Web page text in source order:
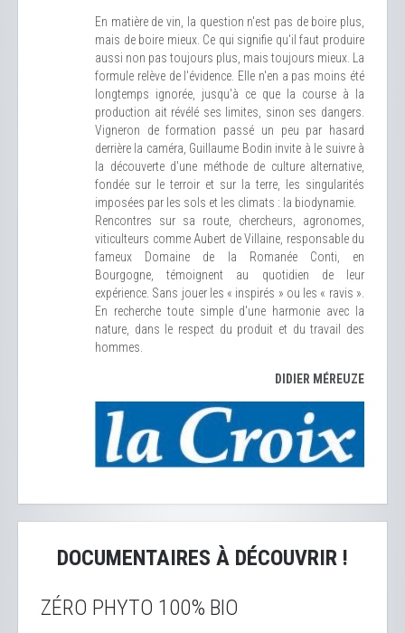
En matière de vin, la question n'est pas de boire plus,
mais de boire mieux. Ce qui signifie qu'il faut produire
aussi non pas toujours plus, mais toujours mieux. La
formule relève de l'évidence. Elle n'en a pas moins été
longtemps ignorée, jusqu'à ce que la course à la
production ait révélé ses limites, sinon ses dangers.
Vigneron de formation passé un peu par hasard
derrière la caméra, Guillaume Bodin invite à le suivre à
la découverte d'une méthode de culture alternative,
fondée sur le terroir et sur la terre, les singularités
imposées par les sols et les climats : la biodynamie.
Rencontres sur sa route, chercheurs, agronomes,
viticulteurs comme Aubert de Villaine, responsable du
fameux Domaine de la Romanée Conti, en
Bourgogne, témoignent au quotidien de leur
expérience. Sans jouer les « inspirés » ou les « ravis ».
En recherche toute simple d'une harmonie avec la
nature, dans le respect du produit et du travail des
hommes.
DIDIER MÉREUZE
DOCUMENTAIRES À DÉCOUVRIR !
ZÉRO PHYTO 100% BIO